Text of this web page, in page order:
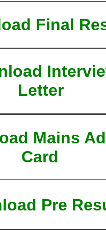
Final
Letter
Mains
Card
Pre